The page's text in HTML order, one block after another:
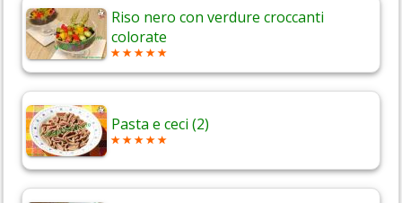
Riso nero con verdure croccanti
colorate
Pasta e ceci (2)